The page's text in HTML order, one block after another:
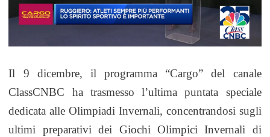
Il 9 dicembre, il programma “Cargo” del canale
ClassCNBC ha trasmesso l’ultima puntata speciale
dedicata alle Olimpiadi Invernali, concentrandosi sugli
ultimi preparativi dei Giochi Olimpici Invernali di